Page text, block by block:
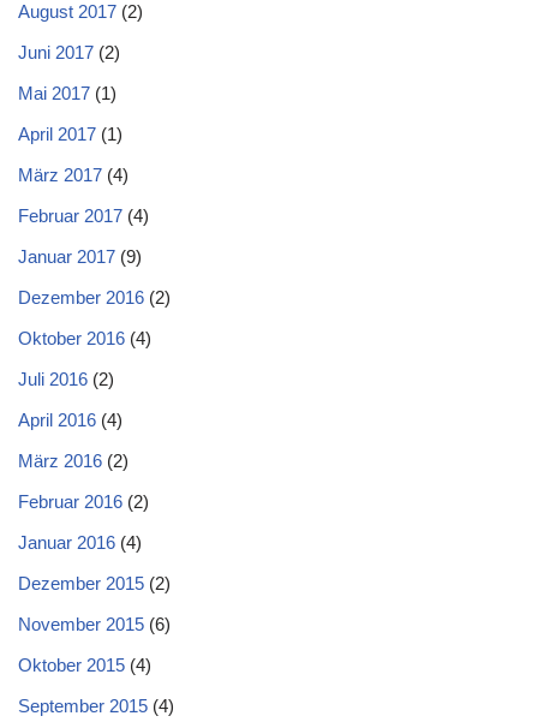
August 2017 (2)
Juni 2017 (2)
Mai 2017 (1)
April 2017 (1)
März 2017 (4)
Februar 2017 (4)
Januar 2017 (9)
Dezember 2016 (2)
Oktober 2016 (4)
Juli 2016 (2)
April 2016 (4)
März 2016 (2)
Februar 2016 (2)
Januar 2016 (4)
Dezember 2015 (2)
November 2015 (6)
Oktober 2015 (4)
September 2015 (4)